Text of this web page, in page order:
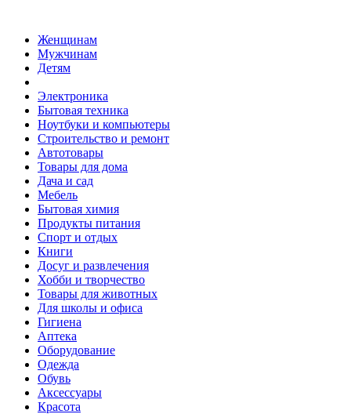
Женщинам
Мужчинам
Детям
Электроника
Бытовая техника
Ноутбуки и компьютеры
Строительство и ремонт
Автотовары
Товары для дома
Дача и сад
Мебель
Бытовая химия
Продукты питания
Спорт и отдых
Книги
Досуг и развлечения
Хобби и творчество
Товары для животных
Для школы и офиса
Гигиена
Аптека
Оборудование
Одежда
Обувь
Аксессуары
Красота